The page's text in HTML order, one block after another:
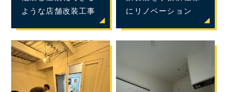
ような店舗改装工事
にリノベーション